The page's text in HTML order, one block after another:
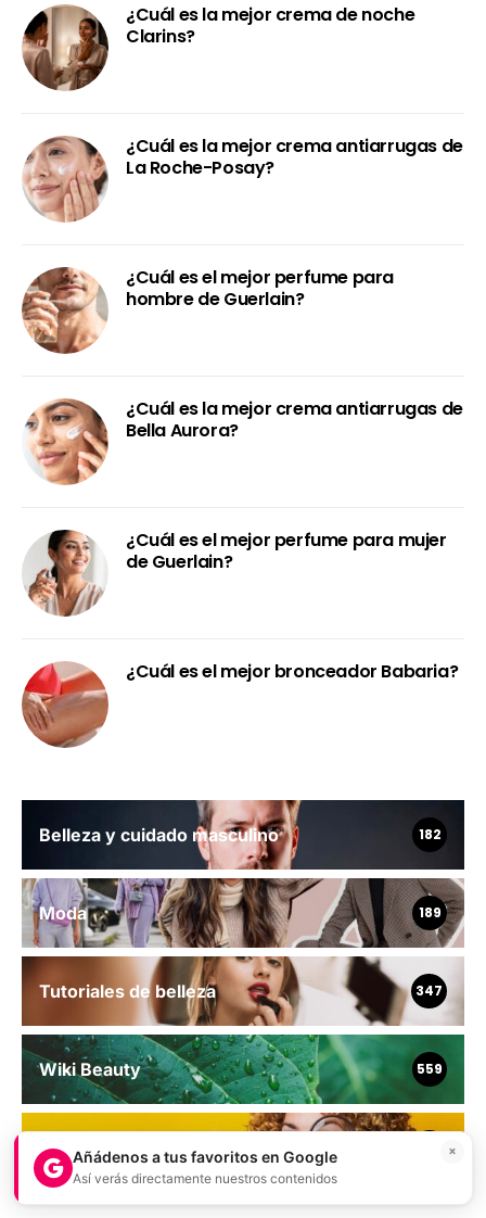
¿Cuál es la mejor crema de noche
Clarins?
¿Cuál es la mejor crema antiarrugas de
La Roche-Posay?
¿Cuál es el mejor perfume para
hombre de Guerlain?
¿Cuál es la mejor crema antiarrugas de
Bella Aurora?
¿Cuál es el mejor perfume para mujer
de Guerlain?
¿Cuál es el mejor bronceador Babaria?
Belleza y cuidado masculino 182
Moda 189
Tutoriales de belleza 347
Wiki Beauty 559
Comparativas
Añádenos a tus favoritos en Google
Así verás directamente nuestros contenidos
×